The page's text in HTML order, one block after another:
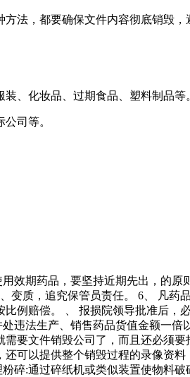
法，都要确保文件内容彻底销毁，
、化妆品、过期食品、塑料制品等
司等。
效期药品，要坚持近期先出，的
质，追究保管员责任。 6、 凡药
例赔偿。 、 报损院领导批准后，
违法生产、销售药品货值金额一
要文件销毁公司了，而且还必须
可以提供整个销毁过程的录像资
碎:通过碎纸机或类似装置使物料